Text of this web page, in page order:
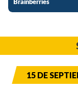
15 DE